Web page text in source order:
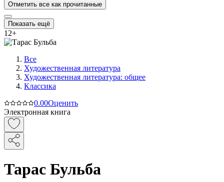
Отметить все как прочитанные
Показать ещё
12+
Все
Художественная литература
Художественная литература: общее
Классика
0.00Оценить
Электронная книга
Тарас Бульба